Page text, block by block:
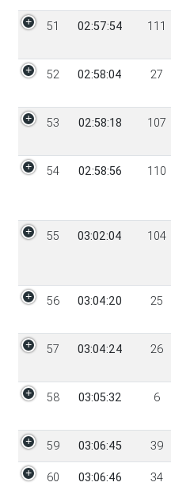
51 02:57:54 111
52 02:58:04 27
53 02:58:18 107
54 02:58:56 110
55 03:02:04 104
56 03:04:20 25
57 03:04:24 26
58 03:05:32 6
59 03:06:45 39
60 03:06:46 34